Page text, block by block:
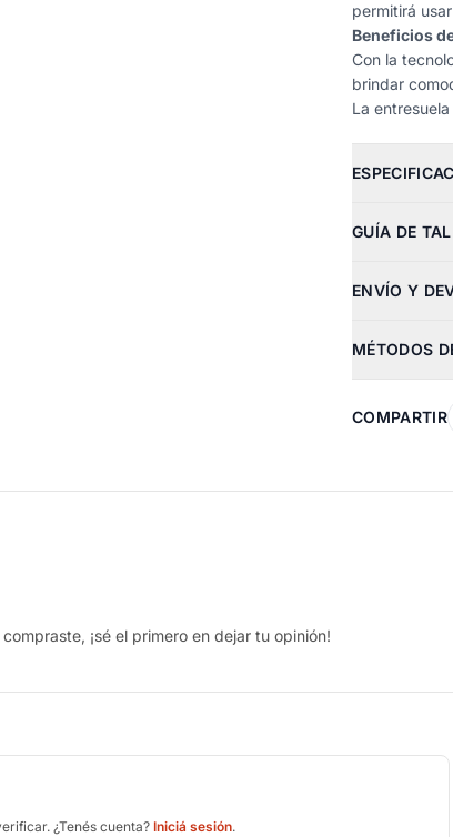
permitirá
Beneficios
Con la
brindar
La
GUÍA DE
ENVÍO Y
MÉTODOS
COMPARTIR
¡sé el primero en dejar tu opinión!
¿Tenés cuenta? Iniciá sesión.